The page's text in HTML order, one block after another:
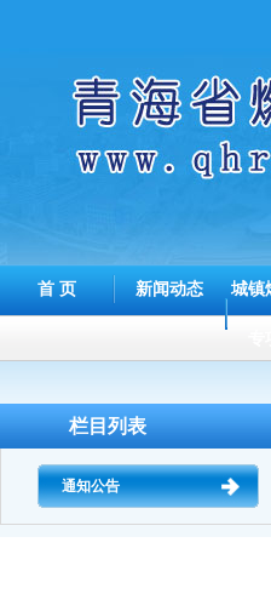
首 页 新闻动态 城镇
栏目列表
通知公告